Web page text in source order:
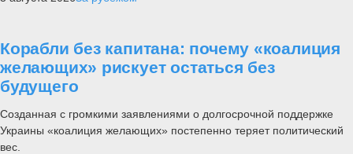
Корабли без капитана: почему «коалиция
желающих» рискует остаться без
будущего
Созданная с громкими заявлениями о долгосрочной поддержке
Украины «коалиция желающих» постепенно теряет политический
вес.